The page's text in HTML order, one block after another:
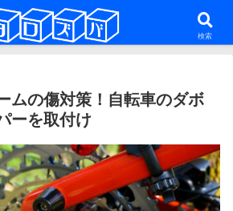
ベロ・グラベルロードを話題にした雑多な自転車
系ブログ
ムの傷対策！自転車のダボ
ーを取付け
検索